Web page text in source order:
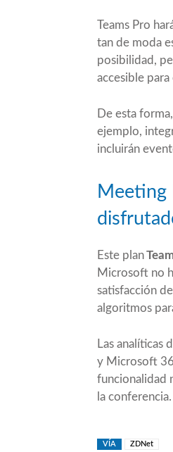
Teams Pro
tan de moda
posibilidad,
accesible para
De esta
ejemplo,
incluirán
Meeting
Este plan
Microsoft no
satisfacción
algoritmos
Las analíticas
y Microsoft
funcionalidad
la conferencia.
VÍA ZDNet